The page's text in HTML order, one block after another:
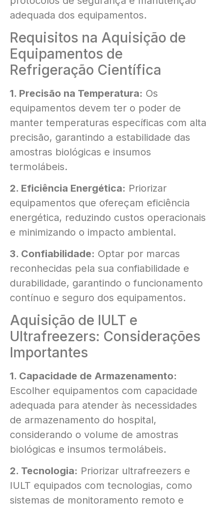
adequada dos equipamentos.
Requisitos na Aquisição de
Equipamentos de
Refrigeração Científica
1. Precisão na Temperatura: Os
equipamentos devem ter o poder de
manter temperaturas específicas com alta
precisão, garantindo a estabilidade das
amostras biológicas e insumos
termolábeis.
2. Eficiência Energética: Priorizar
equipamentos que ofereçam eficiência
energética, reduzindo custos operacionais
e minimizando o impacto ambiental.
3. Confiabilidade: Optar por marcas
reconhecidas pela sua confiabilidade e
durabilidade, garantindo o funcionamento
contínuo e seguro dos equipamentos.
Aquisição de IULT e
Ultrafreezers: Considerações
Importantes
1. Capacidade de Armazenamento:
Escolher equipamentos com capacidade
adequada para atender às necessidades
de armazenamento do hospital,
considerando o volume de amostras
biológicas e insumos termolábeis.
2. Tecnologia: Priorizar ultrafreezers e
IULT equipados com tecnologias, como
sistemas de monitoramento remoto e